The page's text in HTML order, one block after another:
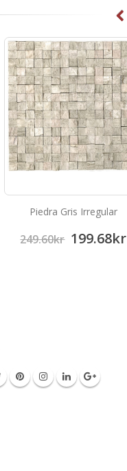
Piedra Gris Irregular
249.60kr 199.68kr